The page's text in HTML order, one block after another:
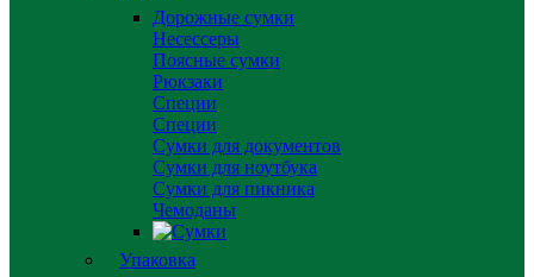
Дорожные сумки
Несессеры
Поясные сумки
Рюкзаки
Специи
Специи
Сумки для документов
Сумки для ноутбука
Сумки для пикника
Чемоданы
Упаковка